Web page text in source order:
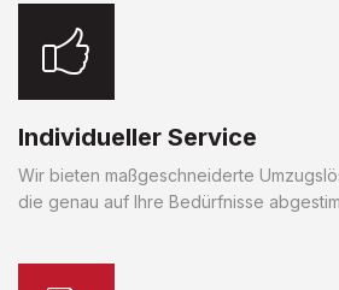
Individueller Service
Wir bieten maßgeschneiderte
die genau auf Ihre Bedürfnisse